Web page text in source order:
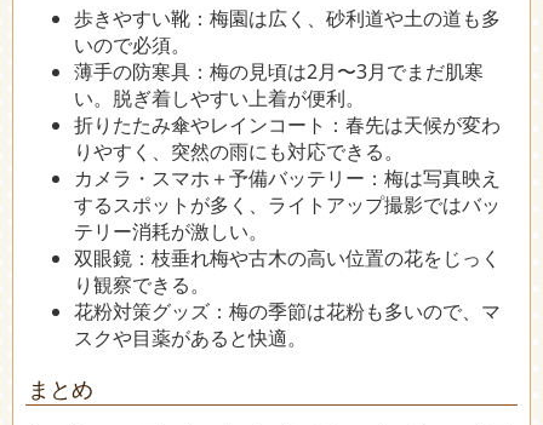
歩きやすい靴：梅園は広く、砂利道や土の道も多
いので必須。
薄手の防寒具：梅の見頃は2月〜3月でまだ肌寒
い。脱ぎ着しやすい上着が便利。
折りたたみ傘やレインコート：春先は天候が変わ
りやすく、突然の雨にも対応できる。
カメラ・スマホ＋予備バッテリー：梅は写真映え
するスポットが多く、ライトアップ撮影ではバッ
テリー消耗が激しい。
双眼鏡：枝垂れ梅や古木の高い位置の花をじっく
り観察できる。
花粉対策グッズ：梅の季節は花粉も多いので、マ
スクや目薬があると快適。
まとめ